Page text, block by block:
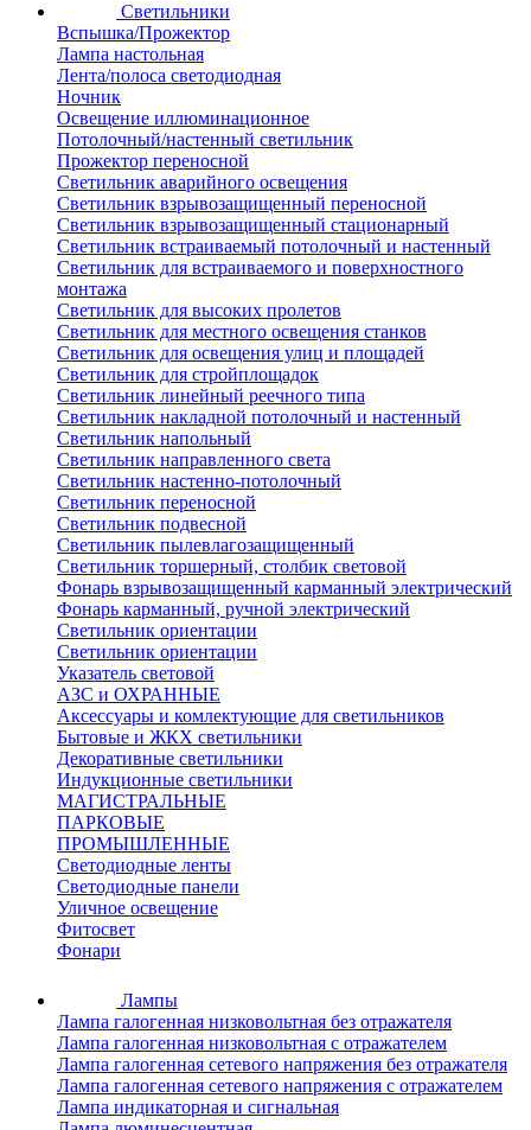
Светильники
Вспышка/Прожектор
Лампа настольная
Лента/полоса светодиодная
Ночник
Освещение иллюминационное
Потолочный/настенный светильник
Прожектор переносной
Светильник аварийного освещения
Светильник взрывозащищенный переносной
Светильник взрывозащищенный стационарный
Светильник встраиваемый потолочный и настенный
Светильник для встраиваемого и поверхностного
монтажа
Светильник для высоких пролетов
Светильник для местного освещения станков
Светильник для освещения улиц и площадей
Светильник для стройплощадок
Светильник линейный реечного типа
Светильник накладной потолочный и настенный
Светильник напольный
Светильник направленного света
Светильник настенно-потолочный
Светильник переносной
Светильник подвесной
Светильник пылевлагозащищенный
Светильник торшерный, столбик световой
Фонарь взрывозащищенный карманный электрический
Фонарь карманный, ручной электрический
Светильник ориентации
Светильник ориентации
Указатель световой
АЗС и ОХРАННЫЕ
Аксессуары и комлектующие для светильников
Бытовые и ЖКХ светильники
Декоративные светильники
Индукционные светильники
МАГИСТРАЛЬНЫЕ
ПАРКОВЫЕ
ПРОМЫШЛЕННЫЕ
Светодиодные ленты
Светодиодные панели
Уличное освещение
Фитосвет
Фонари
Лампы
Лампа галогенная низковольтная без отражателя
Лампа галогенная низковольтная с отражателем
Лампа галогенная сетевого напряжения без отражателя
Лампа галогенная сетевого напряжения с отражателем
Лампа индикаторная и сигнальная